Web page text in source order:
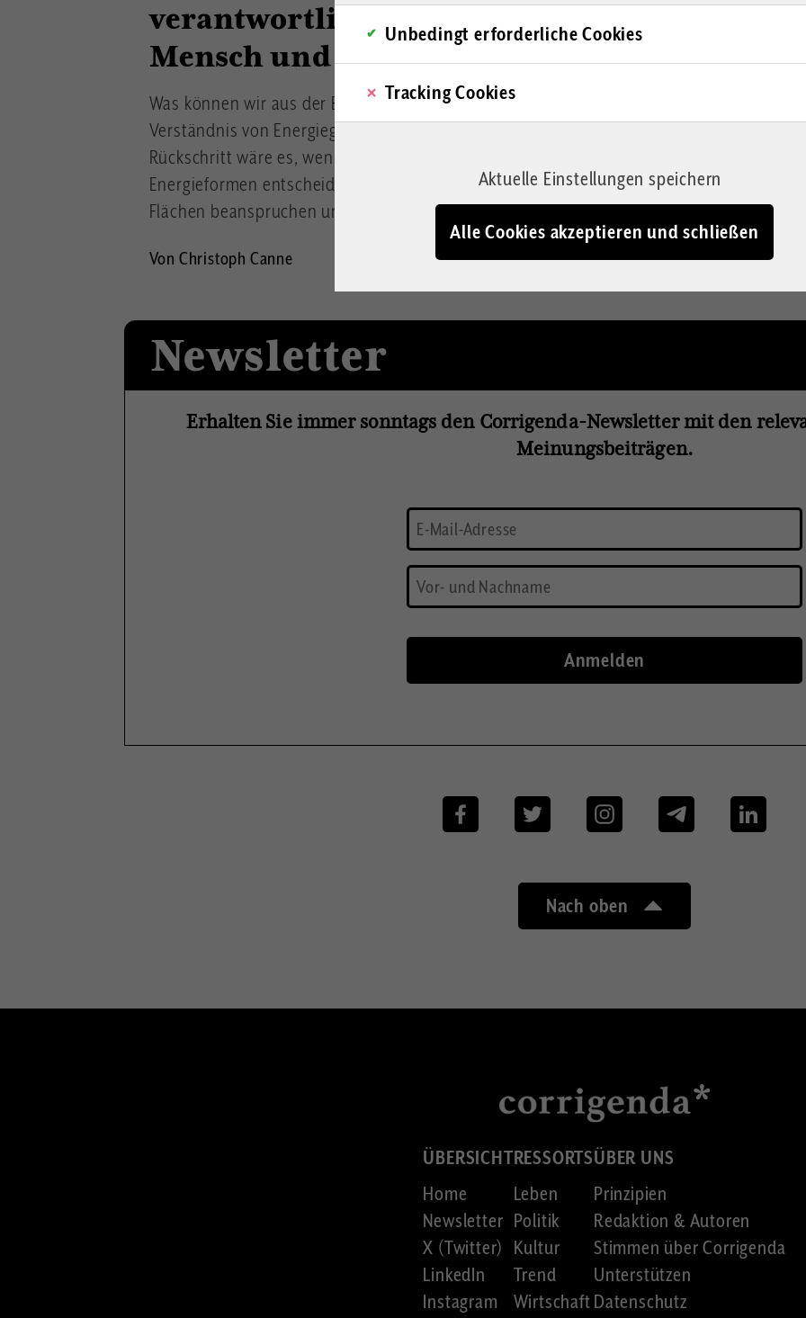
verantwortlichen Dienst für
Mensch und Schöpfung
Was können wir aus der Bibel für ein modernes
Verständnis von Energiegewinnung ableiten? Ein tragischer
Rückschritt wäre es, wenn wir uns heute erneut für
Energieformen entscheiden, die ineffizient sind, große
Flächen beanspruchen und die Umwelt zerstören.
Von Christoph Canne
Newsletter
Erhalten Sie immer sonntags den Corrigenda-Newsletter mit den
Meinungsbeiträgen.
Facebook Twitter InstagramTelegram
Nach oben
ÜBERSICHT
Home
Newsletter
X (Twitter)
LinkedIn
Instagram
RESSORTS
Leben
Politik
Kultur
Trend
Wirtschaft
ÜBER UNS
Prinzipien
Redaktion & Autoren
Stimmen über Corrigenda
Unterstützen
Datenschutz
Unbedingt erforderliche Cookies
Tracking Cookies
Aktuelle Einstellungen speichern
Alle Cookies akzeptieren und schließen